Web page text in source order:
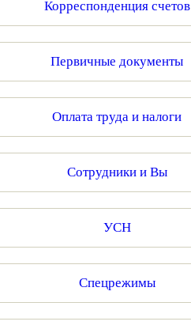
Корреспонденция счетов
Первичные документы
Оплата труда и налоги
Сотрудники и Вы
УСН
Спецрежимы